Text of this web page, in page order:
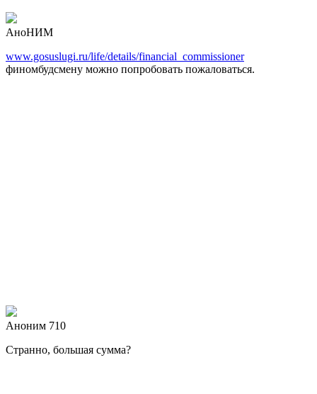
АноНИМ
www.gosuslugi.ru/life/details/financial_commissioner
финомбудсмену можно попробовать пожаловаться.
Аноним 710
Странно, большая сумма?